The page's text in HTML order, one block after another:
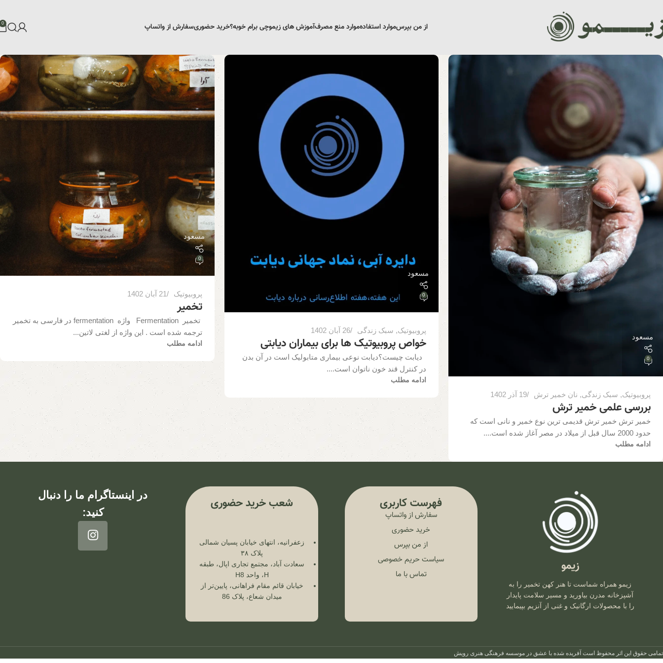
از من بپرسموارد استفادهموارد منع مصرفآموزش های زیموچی برام خوبه؟خرید حضوریسفارش از واتساپ 0
مسعود
0
پروبیوتیک, سبک زندگی, نان خمیر ترش 19 آذر 1402
بررسی علمی خمیر ترش
خمیر ترش خمیر ترش قدیمی ترین نوع خمیر و نانی است که
حدود 2000 سال قبل از میلاد در مصر آغاز شده است....
ادامه مطلب
مسعود
0
پروبیوتیک, سبک زندگی 26 آبان 1402
خواص پروبیوتیک ها برای بیماران دیابتی
دیابت چیست؟دیابت نوعی بیماری متابولیک است در آن بدن
در کنترل قند خون ناتوان است....
ادامه مطلب
مسعود
0
پروبیوتیک 21 آبان 1402
تخمیر
تخمیر Fermentation واژه fermentation در فارسی به تخمیر
ترجمه شده است . این واژه از لغتی لاتین...
ادامه مطلب
زیمو
زیمو همراه شماست تا هنر کهن تخمیر را به
آشپزخانه مدرن بیاورید و مسیر سلامت پایدار
را با محصولات ارگانیک و غنی از آنزیم بپیمایید
فهرست کاربری
سفارش از واتساپ
خرید حضوری
از من بپرس
سیاست حریم خصوصی
تماس با ما
شعب خرید حضوری
زعفرانیه، انتهای خیابان پسیان شمالی
پلاک ۳۸
سعادت آباد، مجتمع تجاری اپال، طبقه
H، واحد H8
خیابان قائم مقام فراهانی، پایین‌تر از
میدان شعاع، پلاک 86
در اینستاگرام ما را دنبال
کنید:
تمامی حقوق این اثر محفوظ است آفریده شده با عشق در موسسه فرهنگی هنری رویش